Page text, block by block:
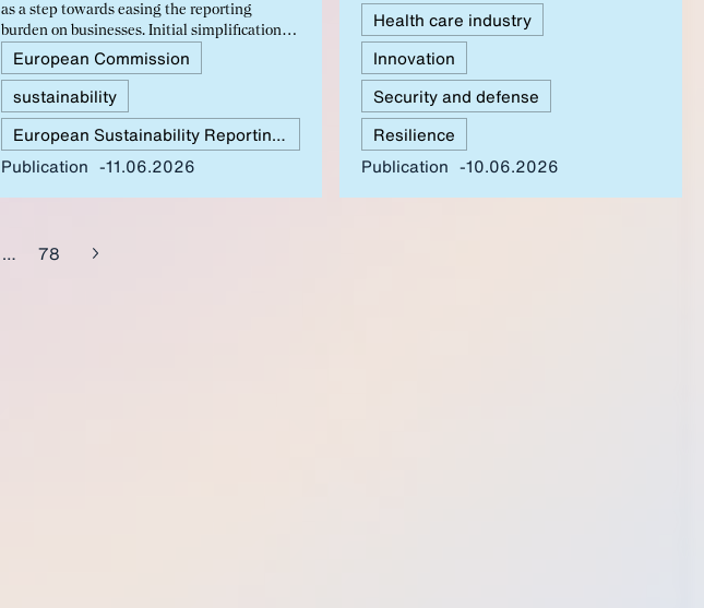
as a step towards easing the reporting
burden on businesses. Initial simplifications
and clarifications have been made. At the
same time, the BDI criticizes the fact that the
revision does not go far enough and that the
bureaucratic burden is reduced only to a
limited extent. Furthermore, there are
significant legal uncertainties, for example
regarding remaining unclear definitions,
reporting obligations and assessment
simplification. Overall, there is a risk that the
European Commission
sustainability
European Sustainability Reporting Standards (ESRS)
Publication
11.06.2026
Health care industry
Innovation
Security and defense
Resilience
Publication
10.06.2026
… 78